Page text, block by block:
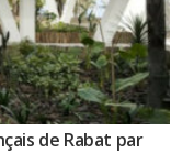
de Rabat par